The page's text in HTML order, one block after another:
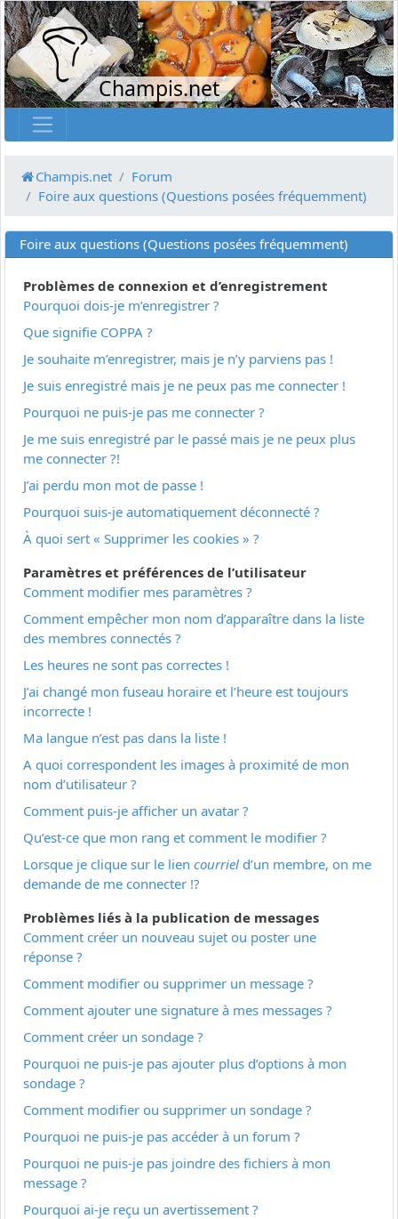
Champis.net
Champis.net
Forum
Foire aux questions (Questions posées fréquemment)
Foire aux questions (Questions posées fréquemment)
Problèmes de connexion et d’enregistrement
Pourquoi dois-je m’enregistrer ?
Que signifie COPPA ?
Je souhaite m’enregistrer, mais je n’y parviens pas !
Je suis enregistré mais je ne peux pas me connecter !
Pourquoi ne puis-je pas me connecter ?
Je me suis enregistré par le passé mais je ne peux plus
me connecter ?!
J’ai perdu mon mot de passe !
Pourquoi suis-je automatiquement déconnecté ?
À quoi sert « Supprimer les cookies » ?
Paramètres et préférences de l’utilisateur
Comment modifier mes paramètres ?
Comment empêcher mon nom d’apparaître dans la liste
des membres connectés ?
Les heures ne sont pas correctes !
J’ai changé mon fuseau horaire et l’heure est toujours
incorrecte !
Ma langue n’est pas dans la liste !
A quoi correspondent les images à proximité de mon
nom d’utilisateur ?
Comment puis-je afficher un avatar ?
Qu’est-ce que mon rang et comment le modifier ?
Lorsque je clique sur le lien courriel d’un membre, on me
demande de me connecter !?
Problèmes liés à la publication de messages
Comment créer un nouveau sujet ou poster une
réponse ?
Comment modifier ou supprimer un message ?
Comment ajouter une signature à mes messages ?
Comment créer un sondage ?
Pourquoi ne puis-je pas ajouter plus d’options à mon
sondage ?
Comment modifier ou supprimer un sondage ?
Pourquoi ne puis-je pas accéder à un forum ?
Pourquoi ne puis-je pas joindre des fichiers à mon
message ?
Pourquoi ai-je reçu un avertissement ?